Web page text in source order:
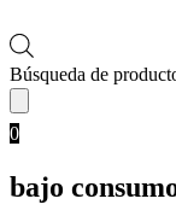
Búsqueda de
0
bajo